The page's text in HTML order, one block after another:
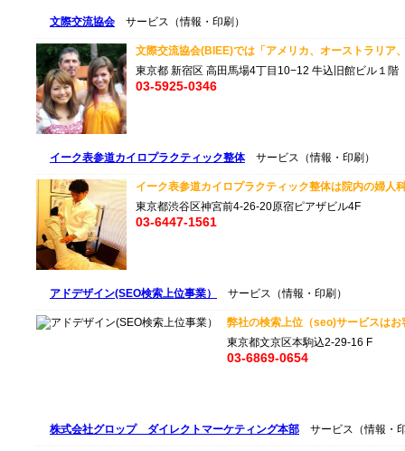
文際交流協会 サービス（情報・印刷）
文際交流協会(BIEE)では「アメリカ、オーストラリア
東京都 新宿区 高田馬場4丁目10−12 牛込旧館ビル１階
03‐5925‐0346
イーク表参道カイロプラクティック整体サービス（情報・印刷）
イーク表参道カイロプラクティック整体は院内の婦人
東京都渋谷区神宮前4-26-20原宿ピアザビル4F
03-6447-1561
アドデザイン(SEO検索上位事業） サービス（情報・印刷）
弊社の検索上位（seo)サービスは
東京都文京区本駒込2-29-16 F
03-6869-0654
株式会社グロップ ダイレクトマーケティング本部 サービス（情報・